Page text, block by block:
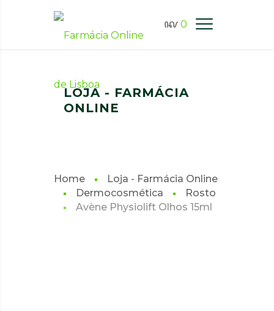
0
FARMÁCIA ONLINE LISBOA
LOJA - FARMÁCIA
ONLINE
Home
Loja - Farmácia Online
Dermocosmética
Rosto
Avène Physiolift Olhos 15ml